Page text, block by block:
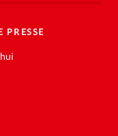
PRESSE